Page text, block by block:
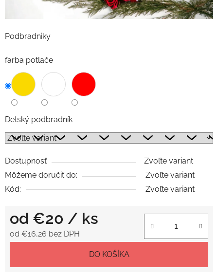
Podbradniky
farba potlače
Detský podbradník
Dostupnosť
Zvoľte variant
Môžeme doručiť do:
Zvoľte variant
Kód:
Zvoľte variant
od €20 / ks
od €16,26 bez DPH
DO KOŠÍKA